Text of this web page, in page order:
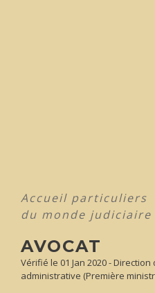
Accueil particuliers
du monde judiciaire
AVOCAT
Vérifié le 01 Jan 2020 -
administrative (Première